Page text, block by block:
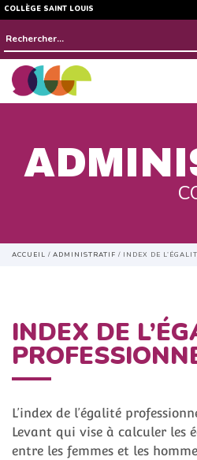
COLLÈGE SAINT LOUIS
Rechercher :
ACCUEIL / ADMINISTRATIF / INDEX DE
INDEX DE
L’index de l’égalité
Levant qui vise à calculer les
entre les femmes et les